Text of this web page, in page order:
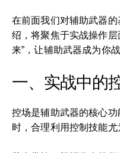
在前面我们对辅助武器
绍，将聚焦于实战操作
来”，让辅助武器成为你
一、实战中的
控场是辅助武器的核心
时，合理利用控制技能尤